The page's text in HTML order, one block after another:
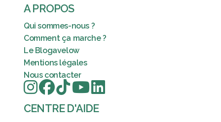
A PROPOS
Qui sommes-nous ?
Comment ça marche ?
Le Blogavelow
Mentions légales
Nous contacter
CENTRE D'AIDE